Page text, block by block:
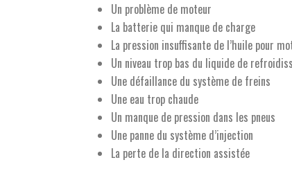
Un problème de moteur
La batterie qui manque de charge
La pression insuffisante de l’huile pour
Un niveau trop bas du liquide de
Une défaillance du système de freins
Une eau trop chaude
Un manque de pression dans les pneus
Une panne du système d’injection
La perte de la direction assistée